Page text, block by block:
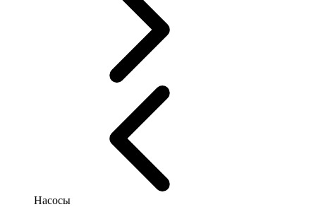
Насосы